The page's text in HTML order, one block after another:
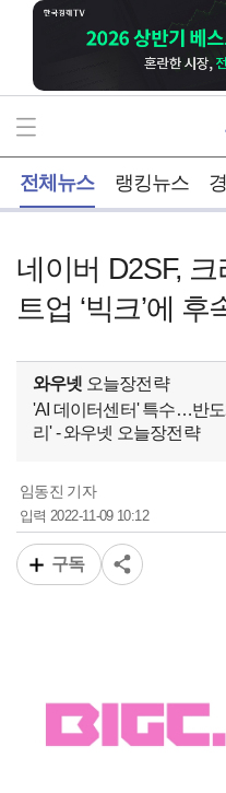
전체뉴스 랭킹뉴스
네이버 D2SF,
트업 ‘빅크’에 후
와우넷 오늘장전략
'AI 데이터센터' 특수…반도
리' - 와우넷 오늘장전략
임동진 기자
입력2022-11-09 10:12
구독